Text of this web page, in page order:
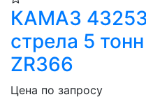
КАМАЗ
стрела 5
ZR366
Цена по запросу